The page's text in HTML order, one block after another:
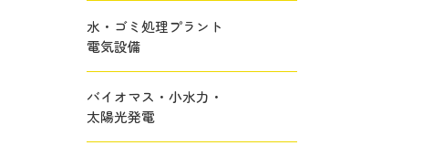
水・ゴミ処理プラント
電気設備
バイオマス・小水力・
太陽光発電